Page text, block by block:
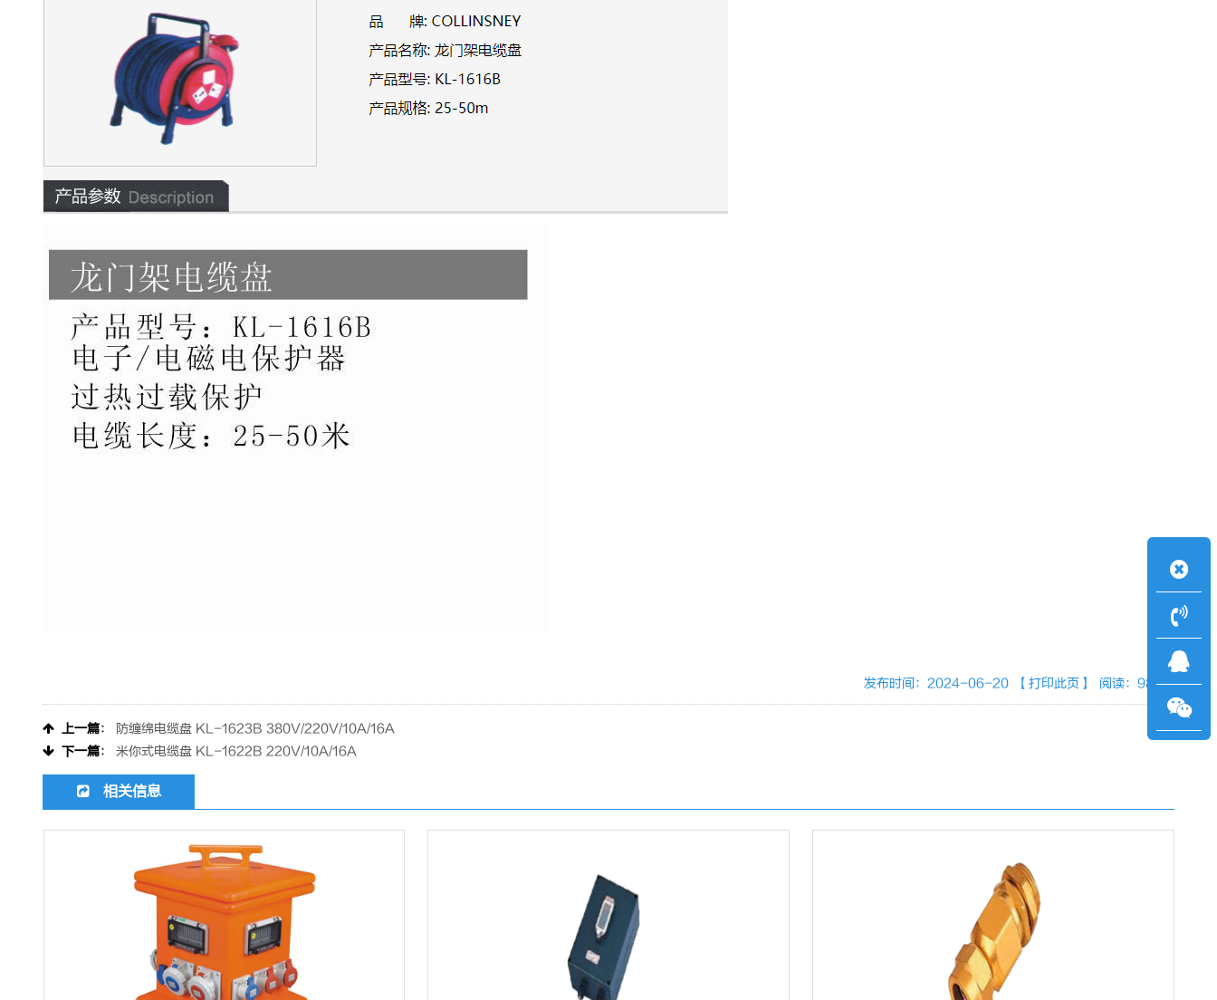
发布时间：2024-06-20 【打印此页】 阅读：985次
上一篇：
防缠绵电缆盘 KL-1623B 380V/220V/10A/16A
下一篇： 米你式电缆盘 KL-1622B 220V/10A/16A
相关信息